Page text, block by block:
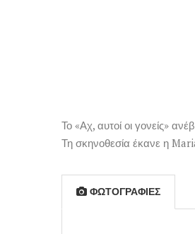
Το «Αχ, αυτοί οι γονείς»
Τη σκηνοθεσία έκανε η
ΦΩΤΟΓΡΑΦΊΕΣ